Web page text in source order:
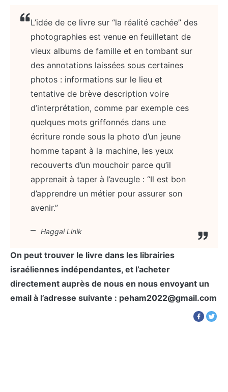
L’idée de ce livre sur “la réalité cachée” des
photographies est venue en feuilletant de
vieux albums de famille et en tombant sur
des annotations laissées sous certaines
photos : informations sur le lieu et
tentative de brève description voire
d’interprétation, comme par exemple ces
quelques mots griffonnés dans une
écriture ronde sous la photo d’un jeune
homme tapant à la machine, les yeux
recouverts d’un mouchoir parce qu’il
apprenait à taper à l’aveugle : “Il est bon
d’apprendre un métier pour assurer son
avenir.”
Haggai Linik
On peut trouver le livre dans les librairies
israéliennes indépendantes, et l’acheter
directement auprès de nous en nous envoyant un
email à l’adresse suivante : peham2022@gmail.com